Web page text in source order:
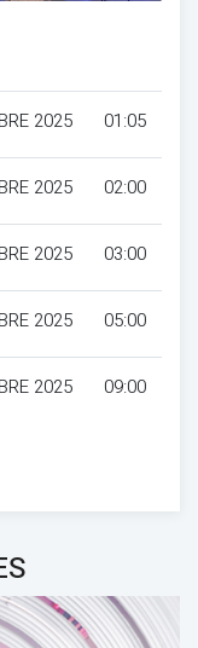
2025 01:05
2025 02:00
2025 03:00
2025 05:00
2025 09:00